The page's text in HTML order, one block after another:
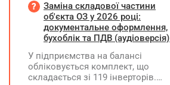
Заміна складової частини
об'єкта ОЗ у 2026 році:
документальне оформлення,
бухоблік та ПДВ (аудіоверсія)
У підприємства на балансі
обліковується комплект, що
складається зі 119 інверторів.